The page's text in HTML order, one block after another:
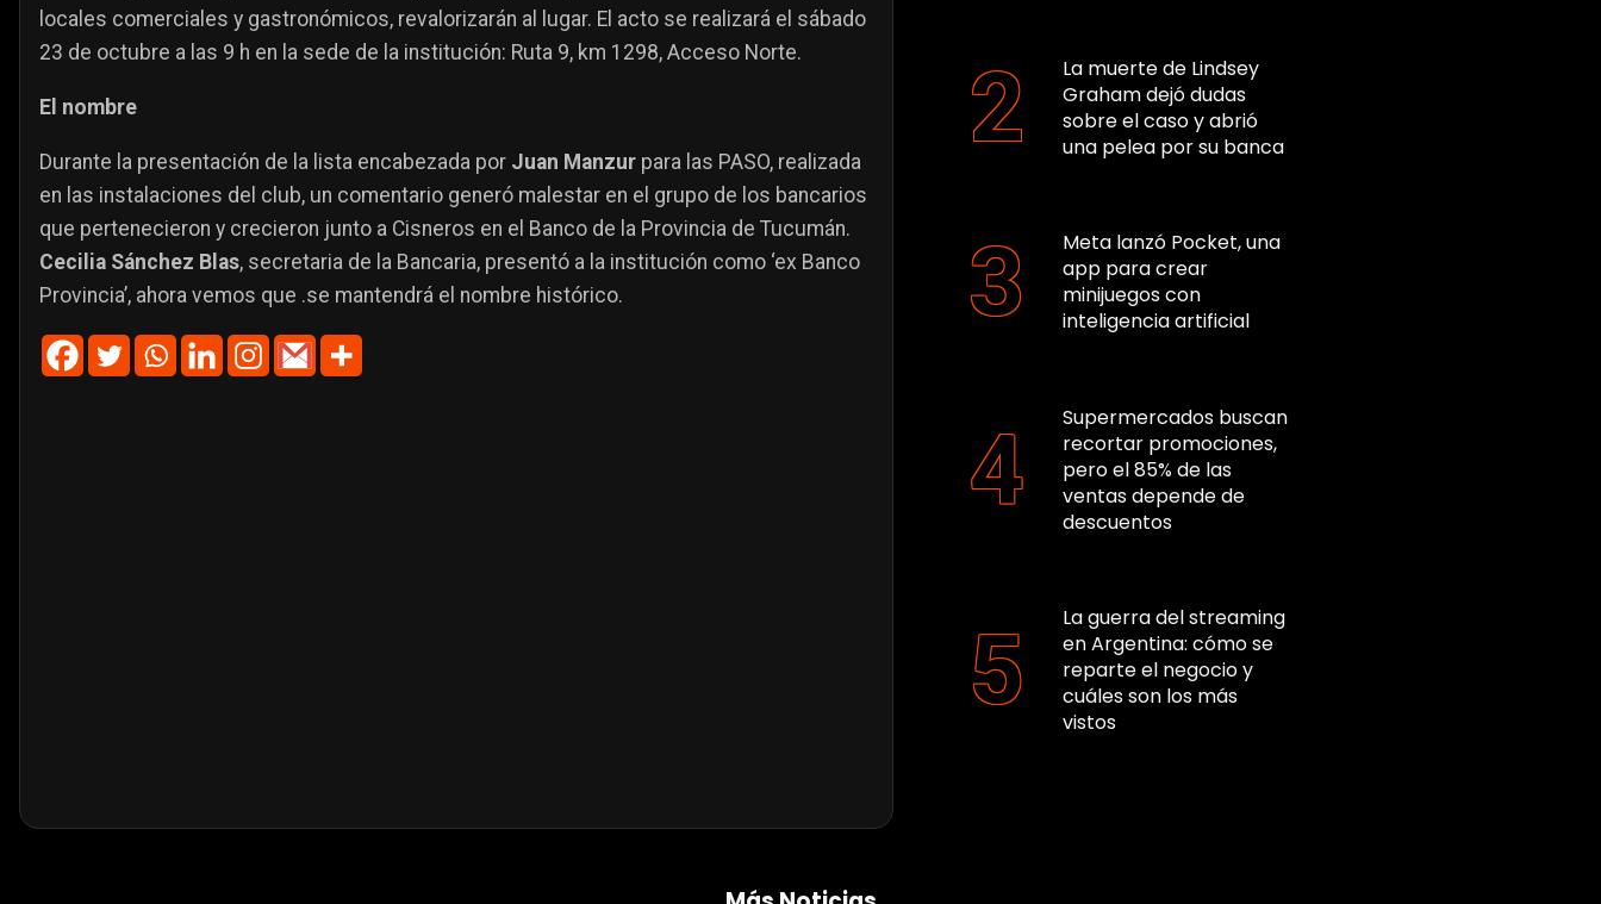
locales comerciales y gastronómicos, revalorizarán al lugar. El acto se realizará el sábado
23 de octubre a las 9 h en la sede de la institución: Ruta 9, km 1298, Acceso Norte.
El nombre
Durante la presentación de la lista encabezada por Juan Manzur para las PASO, realizada
en las instalaciones del club, un comentario generó malestar en el grupo de los bancarios
que pertenecieron y crecieron junto a Cisneros en el Banco de la Provincia de Tucumán.
Cecilia Sánchez Blas, secretaria de la Bancaria, presentó a la institución como ‘ex Banco
Provincia’, ahora vemos que .se mantendrá el nombre histórico.
La muerte de Lindsey
Graham dejó dudas
sobre el caso y abrió
una pelea por su banca
Meta lanzó Pocket, una
app para crear
minijuegos con
inteligencia artificial
Supermercados buscan
recortar promociones,
pero el 85% de las
ventas depende de
descuentos
La guerra del streaming
en Argentina: cómo se
reparte el negocio y
cuáles son los más
vistos